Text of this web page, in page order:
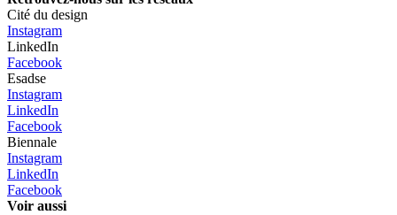
Cité du design
Instagram
LinkedIn
Facebook
Esadse
Instagram
LinkedIn
Facebook
Biennale
Instagram
LinkedIn
Facebook
Voir aussi